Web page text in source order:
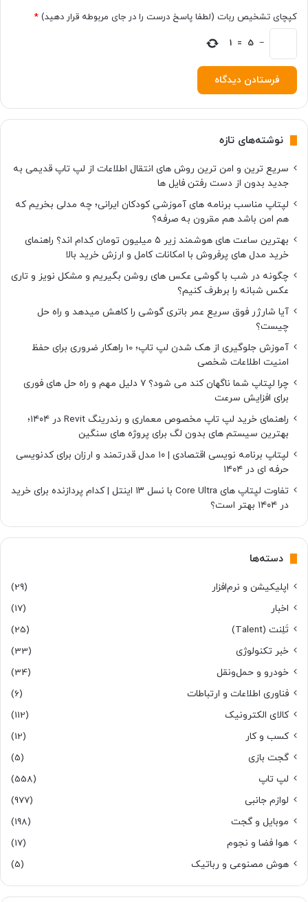
ه
ا
ا
خ
ی
ا
ر
ا
و
ه
ر
ر
ف
کپچای تشخیص ربات (لطفا پاسخ درست را در جای مربوطه قرار دهید) *
−
5
=
1
نوشته‌های تازه
سریع ترین و امن ترین روش های انتقال اطلاعات از لپ تاپ قدیمی به
جدید بدون از دست رفتن فایل ها
لپتاپ مناسب برنامه های آموزشی کودکان ایرانی؛ چه مدلی بخریم که
هم امن باشد هم مقرون به صرفه؟
بهترین ساعت های هوشمند زیر ۵ میلیون تومان کدام اند؟ راهنمای
خرید مدل های پرفروش با امکانات کامل و ارزش خرید بالا
چگونه در شب با گوشی عکس های روشن بگیریم و مشکل نویز و تاری
عکس شبانه را برطرف کنیم؟
آیا شارژر فوق سریع عمر باتری گوشی را کاهش میدهد و راه حل
چیست؟
آموزش جلوگیری از هک شدن لپ تاپ؛ 10 راهکار ضروری برای حفظ
امنیت اطلاعات شخصی
چرا لپتاپ شما ناگهان کند می شود؟ ۷ دلیل مهم و راه حل های فوری
برای افزایش سرعت
راهنمای خرید لپ تاپ مخصوص معماری و رندرینگ Revit در ۱۴۰۴؛
بهترین سیستم های بدون لگ برای پروژه های سنگین
لپتاپ برنامه نویسی اقتصادی | ۱۰ مدل قدرتمند و ارزان برای کدنویسی
حرفه ای در ۱۴۰۴
تفاوت لپتاپ های Core Ultra با نسل ۱۳ اینتل | کدام پردازنده برای خرید
در ۱۴۰۴ بهتر است؟
دسته‌ها
اپلیکیشن و نرم‌افزار
(29)
اخبار
(17)
تَلِنت (Talent)
(25)
خبر تکنولوژی
(33)
خودرو و حمل‌و‌نقل
(34)
فناوری اطلاعات و ارتباطات
(6)
کالای الکترونیک
(112)
کسب و کار
(12)
گجت بازی
(5)
لپ تاپ
(558)
لوازم جانبی
(977)
موبایل و گجت
(198)
هوا فضا و نجوم
(17)
هوش مصنوعی و رباتیک
(5)